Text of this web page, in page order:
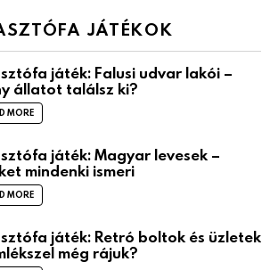
JÁTÉKOK
játék: Falusi udvar lakói –
állatot találsz ki?
MORE
játék: Magyar levesek –
mindenki ismeri
MORE
játék: Retró boltok és üzletek
még rájuk?